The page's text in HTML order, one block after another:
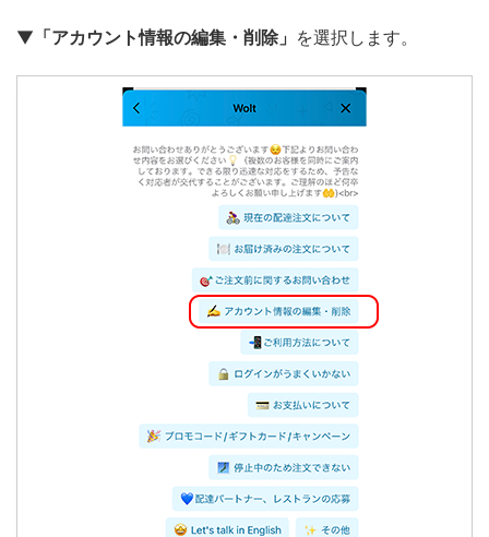
▼ 「アカウント情報の編集・削除」 を選択します。